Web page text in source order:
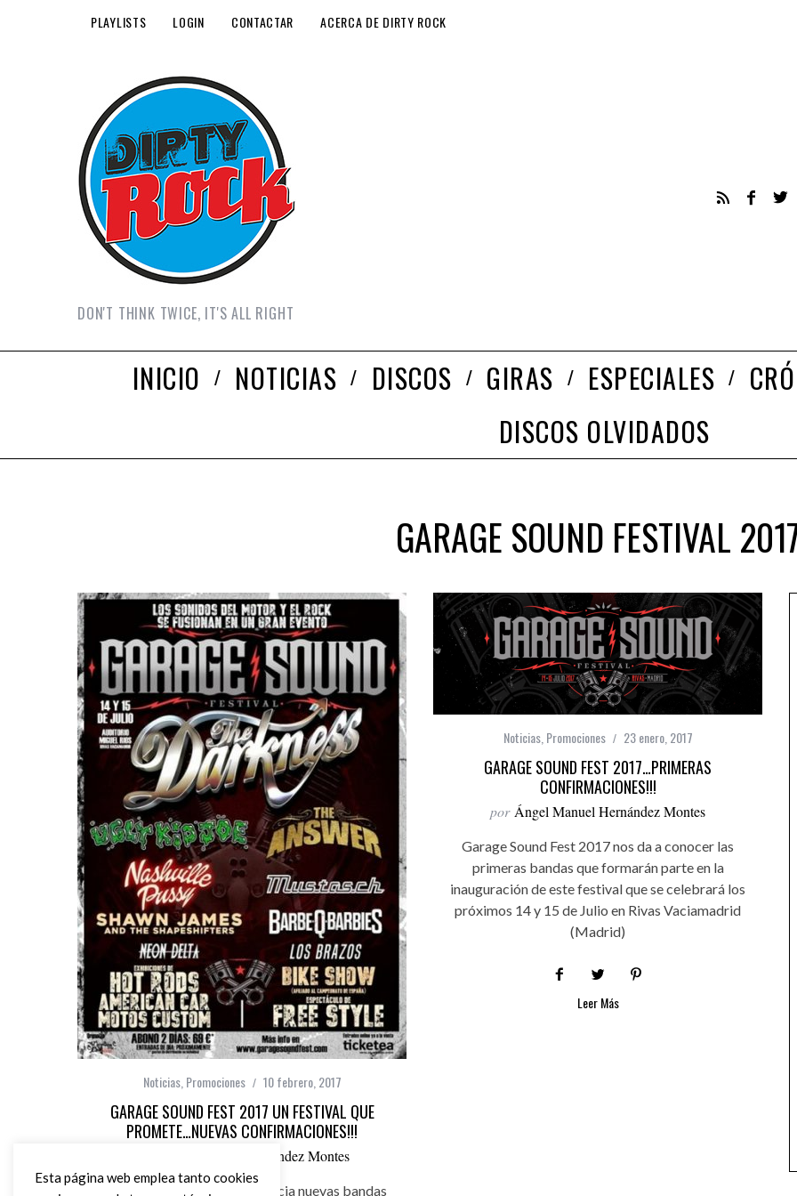
PLAYLISTS LOGIN CONTACTAR ACERCA DE DIRTY ROCK
DON'T THINK TWICE, IT'S ALL RIGHT
INICIO NOTICIAS DISCOS GIRAS ESPECIALES
DISCOS OLVIDADOS
GARAGE SOUND FESTIVAL
Noticias, Promociones 10 febrero, 2017
GARAGE SOUND FEST 2017 UN FESTIVAL QUE
PROMETE…NUEVAS CONFIRMACIONES!!!
Ángel Manuel Hernández Montes
Garage Sound Fest 2017 anuncia nuevas bandas
Noticias, Promociones 23 enero, 2017
GARAGE SOUND FEST 2017…PRIMERAS
CONFIRMACIONES!!!
por Ángel Manuel Hernández Montes
Garage Sound Fest 2017 nos da a conocer las
primeras bandas que formarán parte en la
inauguración de este festival que se celebrará los
próximos 14 y 15 de Julio en Rivas Vaciamadrid
(Madrid)
Leer Más
Esta página web emplea tanto cookies